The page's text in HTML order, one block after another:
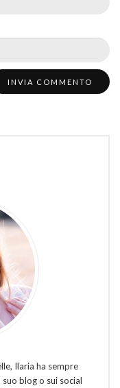
Ilaria ha sempre
blog o sui social